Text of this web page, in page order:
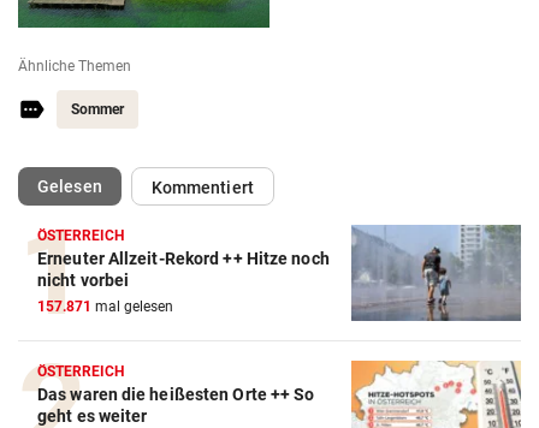
Ähnliche Themen
Sommer
Gelesen(ausgewählt)Kommentiert
ÖSTERREICH
Erneuter Allzeit-Rekord ++ Hitze noch
nicht vorbei
157.871 mal gelesen
ÖSTERREICH
Das waren die heißesten Orte ++ So
geht es weiter